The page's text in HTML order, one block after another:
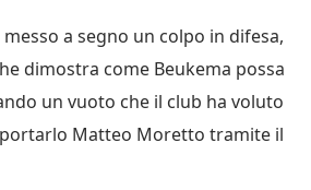
a segno un colpo in difesa,
dimostra come Beukema possa
un vuoto che il club ha voluto
Matteo Moretto tramite il